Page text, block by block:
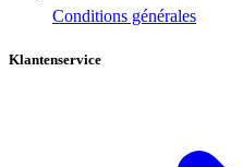
Conditions générales
Klantenservice